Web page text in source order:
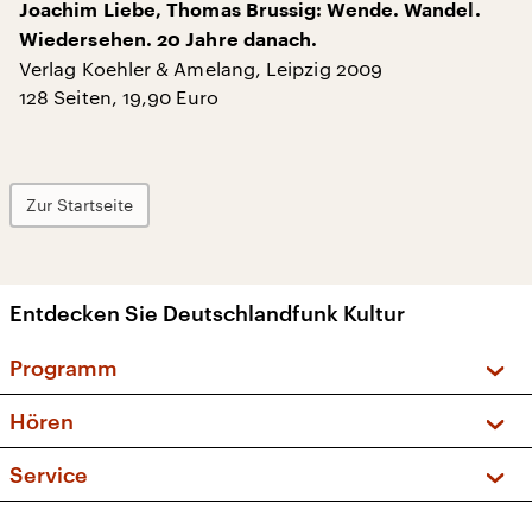
Joachim Liebe, Thomas Brussig: Wende. Wandel.
Wiedersehen. 20 Jahre danach.
Verlag Koehler & Amelang, Leipzig 2009
128 Seiten, 19,90 Euro
Zur Startseite
Entdecken Sie Deutschlandfunk Kultur
Programm
Sendungen und Podcasts
Musikliste
Hören
Frequenzen (UKW + DAB+)
Service